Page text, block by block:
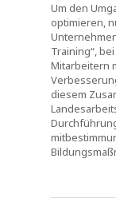
Um den
optimieren,
Training“,
Mitarbeitern
diesem